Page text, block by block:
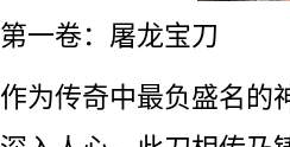
第一卷：屠龙宝刀
作为传奇中最负盛名的